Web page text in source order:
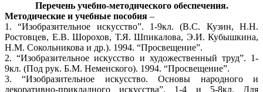
Перечень учебно-методического обеспечения.
Методические и учебные пособия –
1. “Изобразительное искусство”. 1-9кл. (В.С. Кузин, Н.Н.
Ростовцев, Е.В. Шорохов, Т.Я. Шпикалова, Э.И. Кубышкина,
Н.М. Сокольникова и др.). 1994. “Просвещение”.
2. “Изобразительное искусство и художественный труд”. 1-
9кл. (Под рук. Б.М. Неменского). 1994. “Просвещение”.
3. “Изобразительное искусство. Основы народного и
декоративно-прикладного искусства”. 1-4 и 5-8кл. Для